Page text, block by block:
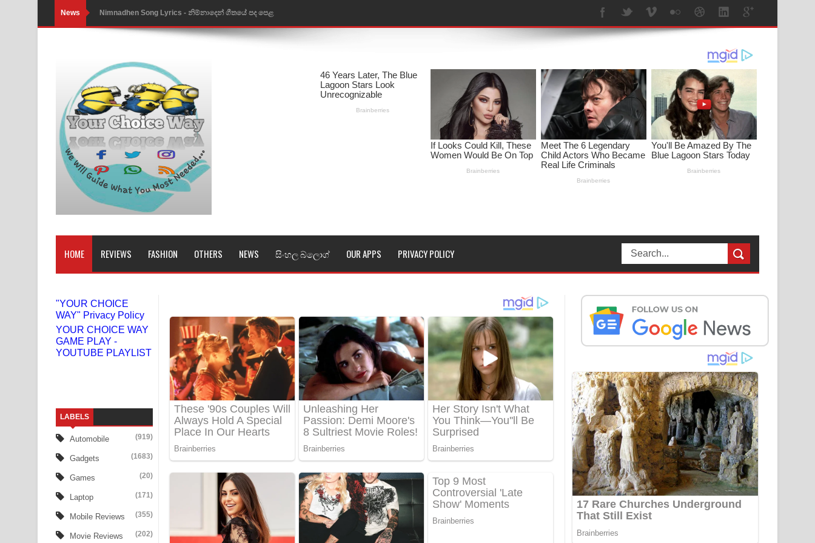
News Nimnadhen Song Lyrics - නිම්නාදෙන් ගීතයේ පද පෙළ
Obamai Mage Adare Song Lyrics - ඔබමයි මගේ ආදරේ ගීතයේ පද පෙළ
Pansal Gihin Song Lyrics - පන්සල් ගිහිං ගීතයේ පද පෙළ
Ankeliya Song Lyrics - අංකෙළිය ගීතයේ පද පෙළ
DEAR GOD Song Lyrics - ඩියර් ගෝඩ් ගීතයේ පද පෙළ
MANAMALA KATHA Song Lyrics - මනමාල කතා ගීතයේ පද පෙළ
Dai Dai Lyrics - Shakira, Burna Boy | 2026 football world cup song lyrics
Lassana Amma Song Lyrics - ලස්සන අම්මා ගීතයේ පද පෙළ
Gemak Deela Song Lyrics - ගේමක් දීලා ගීතයේ පද පෙළ
Doni Song Lyrics - දෝණි ගීතයේ පද පෙළ
Benthara Palame Song Lyrics - බෙන්තර පාලමේ ගීතයේ පද පෙළ
Sanda Babalena Song Lyrics - සඳ බැබලෙන ගීතයේ පද පෙළ
Adare Wadi Nisa Song Lyrics - ආදරේ වැඩි නිසා ගීතයේ පද පෙළ
UNUHUMA Song Lyrics - උණුහුම ගීතයේ පද පෙළ
Katakara Song Lyrics - කටකාර ගීතයේ පද පෙළ
Tharu Yaye Dilena Song Lyrics - තරු යායේ දිලෙනා ගීතයේ පද පෙළ
Ow Man Sosa Song Lyrics - ඔව් මං සෝසා ගීතයේ පද පෙළ
HOME REVIEWS FASHION OTHERS NEWS සිංහල බ්ලොග් OUR APPS PRIVACY POLICY
"YOUR CHOICE
WAY" Privacy Policy
YOUR CHOICE WAY
GAME PLAY -
YOUTUBE PLAYLIST
LABELS
Automobile (919)
Gadgets (1683)
Games (20)
Laptop (171)
Mobile Reviews (355)
Movie Reviews (202)